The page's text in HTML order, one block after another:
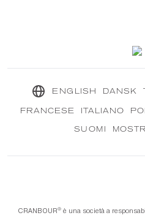
ENGLISH DANSK
FRANCESE ITALIANO
SUOMI
CRANBOUR®️è una società a